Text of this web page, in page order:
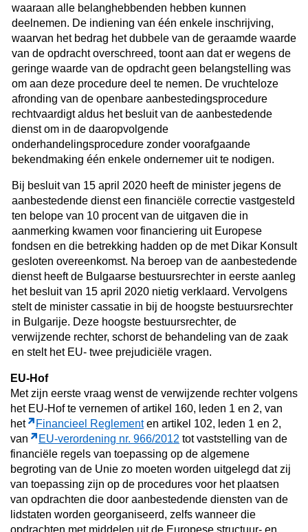
waaraan alle belanghebbenden hebben kunnen
deelnemen. De indiening van één enkele inschrijving,
waarvan het bedrag het dubbele van de geraamde waarde
van de opdracht overschreed, toont aan dat er wegens de
geringe waarde van de opdracht geen belangstelling was
om aan deze procedure deel te nemen. De vruchteloze
afronding van de openbare aanbestedingsprocedure
rechtvaardigt aldus het besluit van de aanbestedende
dienst om in de daaropvolgende
onderhandelingsprocedure zonder voorafgaande
bekendmaking één enkele ondernemer uit te nodigen.
Bij besluit van 15 april 2020 heeft de minister jegens de
aanbestedende dienst een financiële correctie vastgesteld
ten belope van 10 procent van de uitgaven die in
aanmerking kwamen voor financiering uit Europese
fondsen en die betrekking hadden op de met Dikar Konsult
gesloten overeenkomst. Na beroep van de aanbestedende
dienst heeft de Bulgaarse bestuursrechter in eerste aanleg
het besluit van 15 april 2020 nietig verklaard. Vervolgens
stelt de minister cassatie in bij de hoogste bestuursrechter
in Bulgarije. Deze hoogste bestuursrechter, de
verwijzende rechter, schorst de behandeling van de zaak
en stelt het EU- twee prejudiciële vragen.
EU-Hof
Met zijn eerste vraag wenst de verwijzende rechter volgens
het EU-Hof te vernemen of artikel 160, leden 1 en 2, van
het
Financieel Reglementen artikel 102, leden 1 en 2,
van
EU-verordening nr. 966/2012 tot vaststelling van de
financiële regels van toepassing op de algemene
begroting van de Unie zo moeten worden uitgelegd dat zij
van toepassing zijn op de procedures voor het plaatsen
van opdrachten die door aanbestedende diensten van de
lidstaten worden georganiseerd, zelfs wanneer die
opdrachten met middelen uit de Europese structuur- en